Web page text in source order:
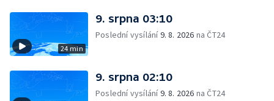
24 min
9. srpna 03:10
Poslední vysílání9. 8. 2026 na ČT24
9. srpna 02:10
Poslední vysílání9. 8. 2026 na ČT24